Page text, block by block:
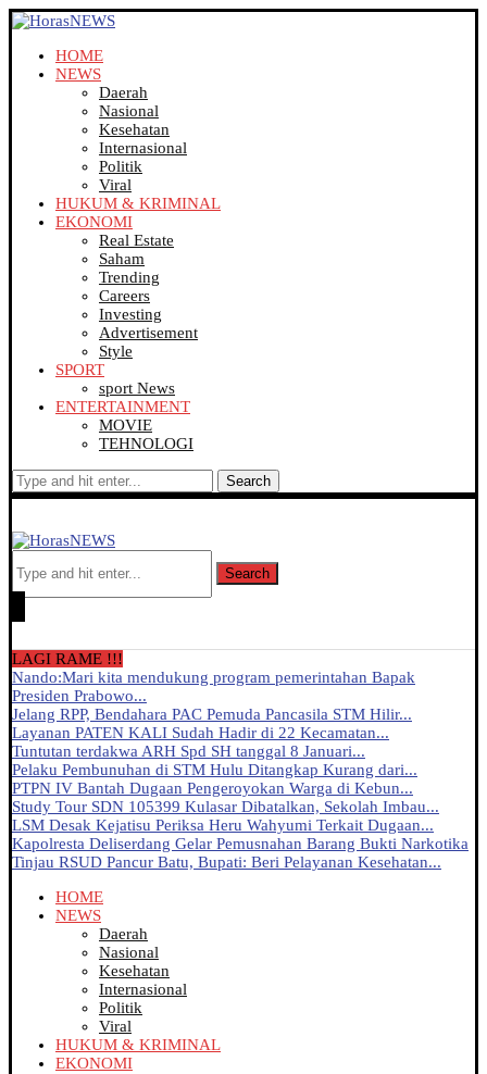
HOME
NEWS
Daerah
Nasional
Kesehatan
Internasional
Politik
Viral
HUKUM & KRIMINAL
EKONOMI
Real Estate
Saham
Trending
Careers
Investing
Advertisement
Style
SPORT
sport News
ENTERTAINMENT
MOVIE
TEHNOLOGI
Search
Search
LAGI RAME !!!
Nando:Mari kita mendukung program pemerintahan Bapak
Presiden Prabowo...
Jelang RPP, Bendahara PAC Pemuda Pancasila STM Hilir...
Layanan PATEN KALI Sudah Hadir di 22 Kecamatan...
Tuntutan terdakwa ARH Spd SH tanggal 8 Januari...
Pelaku Pembunuhan di STM Hulu Ditangkap Kurang dari...
PTPN IV Bantah Dugaan Pengeroyokan Warga di Kebun...
Study Tour SDN 105399 Kulasar Dibatalkan, Sekolah Imbau...
LSM Desak Kejatisu Periksa Heru Wahyumi Terkait Dugaan...
Kapolresta Deliserdang Gelar Pemusnahan Barang Bukti Narkotika
Tinjau RSUD Pancur Batu, Bupati: Beri Pelayanan Kesehatan...
HOME
NEWS
Daerah
Nasional
Kesehatan
Internasional
Politik
Viral
HUKUM & KRIMINAL
EKONOMI